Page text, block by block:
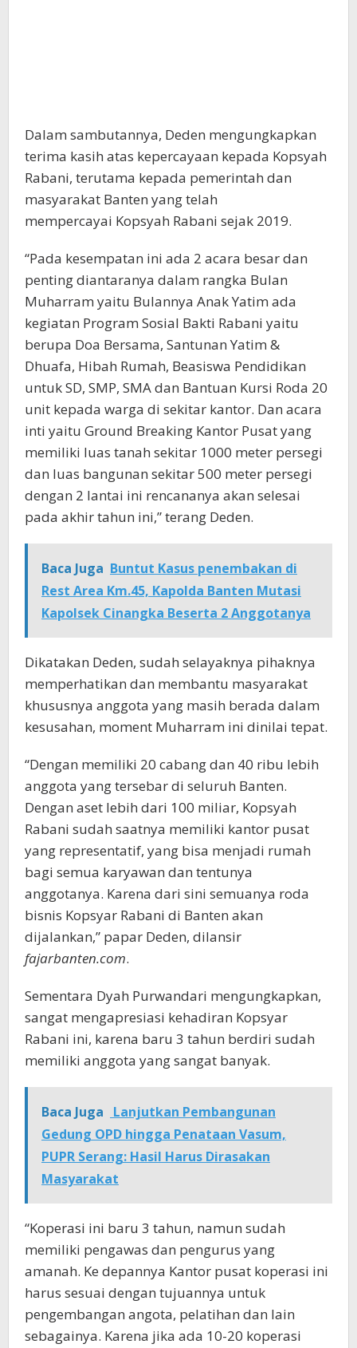
Dalam sambutannya, Deden mengungkapkan
terima kasih atas kepercayaan kepada Kopsyah
Rabani, terutama kepada pemerintah dan
masyarakat Banten yang telah
mempercayai Kopsyah Rabani sejak 2019.
“Pada kesempatan ini ada 2 acara besar dan
penting diantaranya dalam rangka Bulan
Muharram yaitu Bulannya Anak Yatim ada
kegiatan Program Sosial Bakti Rabani yaitu
berupa Doa Bersama, Santunan Yatim &
Dhuafa, Hibah Rumah, Beasiswa Pendidikan
untuk SD, SMP, SMA dan Bantuan Kursi Roda 20
unit kepada warga di sekitar kantor. Dan acara
inti yaitu Ground Breaking Kantor Pusat yang
memiliki luas tanah sekitar 1000 meter persegi
dan luas bangunan sekitar 500 meter persegi
dengan 2 lantai ini rencananya akan selesai
pada akhir tahun ini,” terang Deden.
Baca Juga Buntut Kasus penembakan di
Rest Area Km.45, Kapolda Banten Mutasi
Kapolsek Cinangka Beserta 2 Anggotanya
Dikatakan Deden, sudah selayaknya pihaknya
memperhatikan dan membantu masyarakat
khususnya anggota yang masih berada dalam
kesusahan, moment Muharram ini dinilai tepat.
“Dengan memiliki 20 cabang dan 40 ribu lebih
anggota yang tersebar di seluruh Banten.
Dengan aset lebih dari 100 miliar, Kopsyah
Rabani sudah saatnya memiliki kantor pusat
yang representatif, yang bisa menjadi rumah
bagi semua karyawan dan tentunya
anggotanya. Karena dari sini semuanya roda
bisnis Kopsyar Rabani di Banten akan
dijalankan,” papar Deden, dilansir
fajarbanten.com.
Sementara Dyah Purwandari mengungkapkan,
sangat mengapresiasi kehadiran Kopsyar
Rabani ini, karena baru 3 tahun berdiri sudah
memiliki anggota yang sangat banyak.
Baca Juga
Lanjutkan Pembangunan
Gedung OPD hingga Penataan Vasum,
PUPR Serang: Hasil Harus Dirasakan
Masyarakat
“Koperasi ini baru 3 tahun, namun sudah
memiliki pengawas dan pengurus yang
amanah. Ke depannya Kantor pusat koperasi ini
harus sesuai dengan tujuannya untuk
pengembangan angota, pelatihan dan lain
sebagainya. Karena jika ada 10-20 koperasi